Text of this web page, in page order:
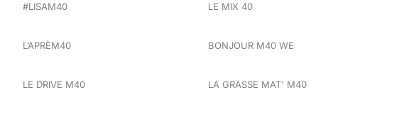
#LISAM40
L’APRÈM40
LE DRIVE M40
LE MIX 40
BONJOUR M40 WE
LA GRASSE MAT' M40